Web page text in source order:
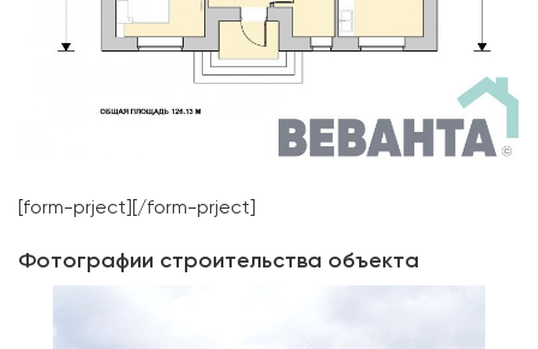
[form-prject][/form-prject]
Фотографии строительства объекта